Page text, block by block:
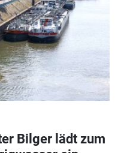
Bilger lädt zum